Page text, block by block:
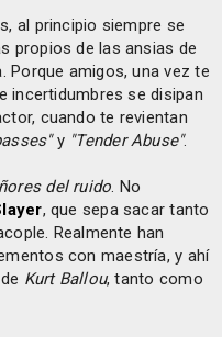
al principio siempre se
propios de las ansias de
Porque amigos, una vez te
incertidumbres se disipan
cuando te revientan
y "Tender Abuse".
del ruido. No
, que sepa sacar tanto
Realmente han
con maestría, y ahí
Kurt Ballou, tanto como